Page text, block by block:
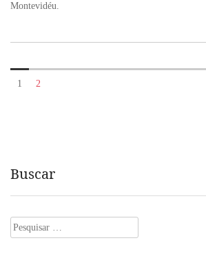
Montevidéu.
1 2
Buscar
Pesquisar
por: